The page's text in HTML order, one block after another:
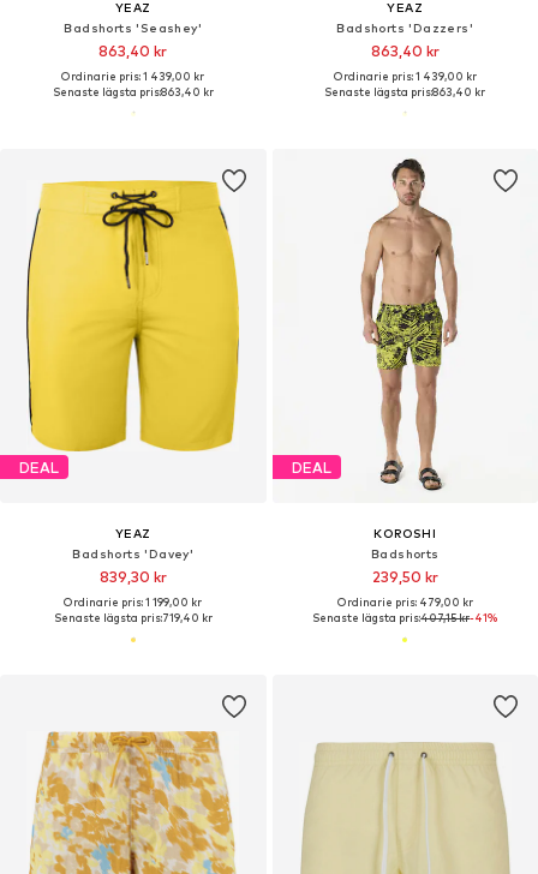
YEAZ
Badshorts 'Seashey'
863,40 kr
Ordinarie pris: 1 439,00 kr
Senaste lägsta pris:863,40 kr
YEAZ
Badshorts 'Dazzers'
863,40 kr
Ordinarie pris: 1 439,00 kr
Senaste lägsta pris:863,40 kr
DEAL
YEAZ
Badshorts 'Davey'
839,30 kr
Ordinarie pris: 1 199,00 kr
Senaste lägsta pris:719,40 kr
DEAL
KOROSHI
Badshorts
239,50 kr
Ordinarie pris: 479,00 kr
Senaste lägsta pris:407,15 kr-41%